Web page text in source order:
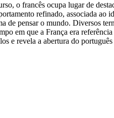
o francês ocupa lugar de
refinado, associada ao
de pensar o mundo. Diversos
em que a França era
e revela a abertura do